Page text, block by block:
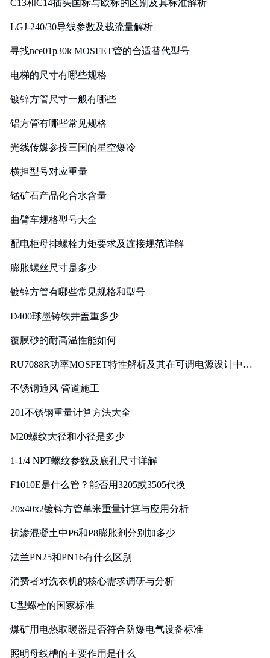
C13和C14插头国标与欧标的区别及其标准解析
LGJ-240/30导线参数及载流量解析
寻找nce01p30k MOSFET管的合适替代型号
电梯的尺寸有哪些规格
镀锌方管尺寸一般有哪些
铝方管有哪些常见规格
光线传媒参投三国的星空爆冷
横担型号对应重量
锰矿石产品化合水含量
曲臂车规格型号大全
配电柜母排螺栓力矩要求及连接规范详解
膨胀螺丝尺寸是多少
镀锌方管有哪些常见规格和型号
D400球墨铸铁井盖重多少
覆膜砂的耐高温性能如何
RU7088R功率MOSFET特性解析及其在可调电源设计中的
不锈钢通风 管道施工
201不锈钢重量计算方法大全
M20螺纹大径和小径是多少
1-1/4 NPT螺纹参数及底孔尺寸详解
F1010E是什么管？能否用3205或3505代换
20x40x2镀锌方管单米重量计算与应用分析
抗渗混凝土中P6和P8膨胀剂分别加多少
法兰PN25和PN16有什么区别
消费者对洗衣机的核心需求调研与分析
U型螺栓的国家标准
煤矿用电热取暖器是否符合防爆电气设备标准
照明母线槽的主要作用是什么